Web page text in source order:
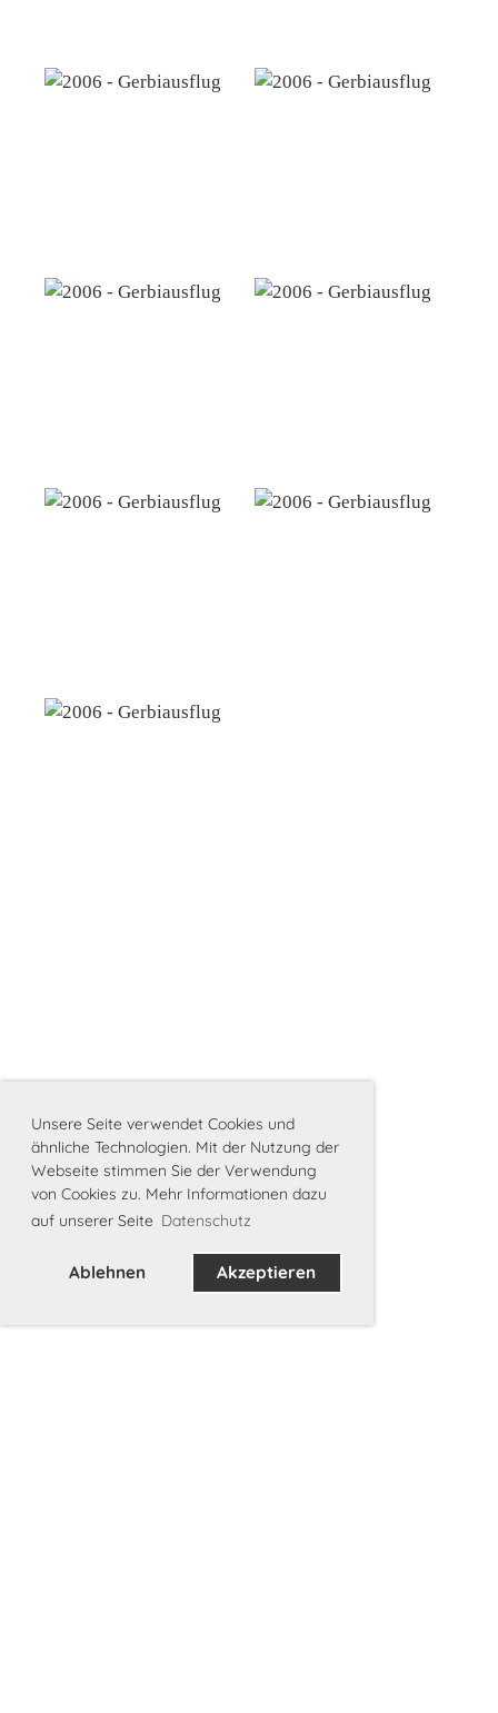
Unsere Seite verwendet Cookies und
ähnliche Technologien. Mit der Nutzung der
Webseite stimmen Sie der Verwendung
von Cookies zu. Mehr Informationen dazu
auf unserer Seite Datenschutz
Ablehnen Akzeptieren